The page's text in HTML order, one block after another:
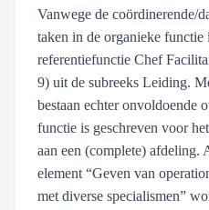
Vanwege de coördinerende/
taken in de organieke functie
referentiefunctie Chef
9) uit de subreeks Leiding.
bestaan echter onvoldoende
functie is geschreven voor
aan een (complete) afdeling.
element “Geven van
met diverse specialismen”